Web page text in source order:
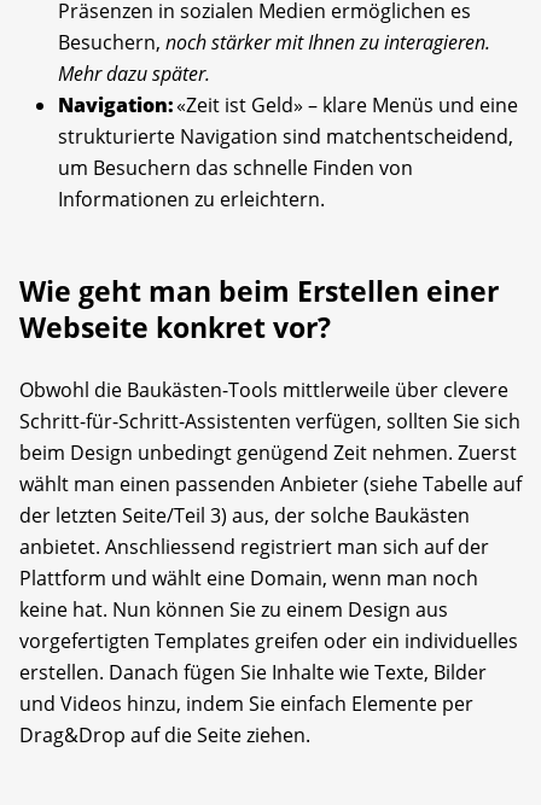
Präsenzen in sozialen Medien ermöglichen es
Besuchern, noch stärker mit Ihnen zu interagieren.
Mehr dazu später.
Navigation:«Zeit ist Geld» – klare Menüs und eine
strukturierte Navigation sind matchentscheidend,
um Besuchern das schnelle Finden von
Informationen zu erleichtern.
Wie geht man beim Erstellen einer
Webseite konkret vor?
Obwohl die Baukästen-Tools mittlerweile über clevere
Schritt-für-Schritt-Assistenten verfügen, sollten Sie sich
beim Design unbedingt genügend Zeit nehmen. Zuerst
wählt man einen passenden Anbieter (siehe Tabelle auf
der letzten Seite/Teil 3) aus, der solche Baukästen
anbietet. Anschliessend registriert man sich auf der
Plattform und wählt eine Domain, wenn man noch
keine hat. Nun können Sie zu einem Design aus
vorgefertigten Templates greifen oder ein individuelles
erstellen. Danach fügen Sie Inhalte wie Texte, Bilder
und Videos hinzu, indem Sie einfach Elemente per
Drag&Drop auf die Seite ziehen.